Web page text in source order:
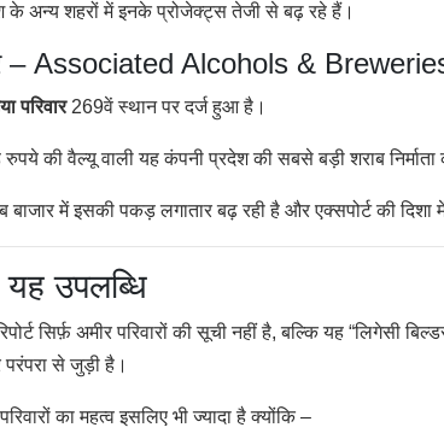
के अन्य शहरों में इनके प्रोजेक्ट्स तेजी से बढ़ रहे हैं।
– Associated Alcohols &
परिवार269वें स्थान पर दर्ज हुआ है।
की वैल्यू वाली यह कंपनी प्रदेश की सबसे बड़ी शराब निर्माता
में इसकी पकड़ लगातार बढ़ रही है और एक्सपोर्ट की दिशा में
उपलब्धि
सिर्फ़ अमीर परिवारों की सूची नहीं है, बल्कि यह “लिगेसी
परंपरा से जुड़ी है।
का महत्व इसलिए भी ज्यादा है क्योंकि –